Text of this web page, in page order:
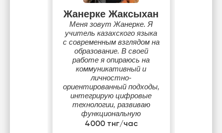
Жанерке Жаксыхан
Меня зовут Жанерке. Я
учитель казахского языка
с современным взглядом на
образование. В своей
работе я опираюсь на
коммуникативный и
личностно-
ориентированный подходы,
интегрирую цифровые
технологии, развиваю
функциональную
грамотность учащихся и
4000 тнг/час